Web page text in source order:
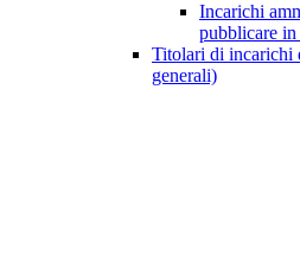
Incarichi
pubblicare in
Titolari di incarichi
generali)